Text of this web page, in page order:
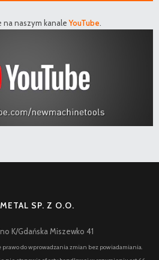
na naszym kanaleYouTube
SP. Z O.O.
K/Gdańska Miszewko 41
prawo do wprowadzania zmian bez powiadamiania.